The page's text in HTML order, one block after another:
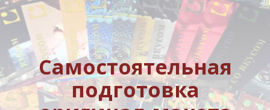
Самостоятельная
подготовка